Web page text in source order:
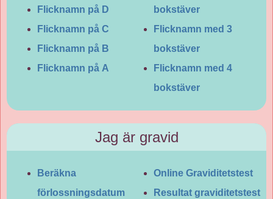
Flicknamn på D
Flicknamn på C
Flicknamn på B
Flicknamn på A
bokstäver
Flicknamn med 3
bokstäver
Flicknamn med 4
bokstäver
Jag är gravid
Beräkna
förlossningsdatum
Online Graviditetstest
Resultat graviditetstest